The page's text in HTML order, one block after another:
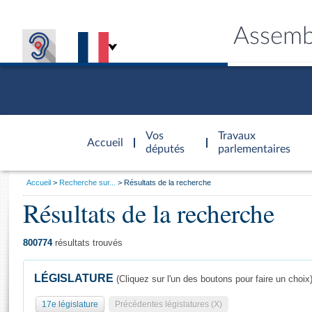
Accueil
d'accueil
Vos
députés
Travaux
parlementaires
Général
Vous
Accueil Recherche sur... Résultats de la recherche
Résultats de la recherche
800774résultats trouvés
LÉGISLATURE (Cliquez sur l'un des boutons pour faire un choix)
17e législature Précédentes législatures (X)